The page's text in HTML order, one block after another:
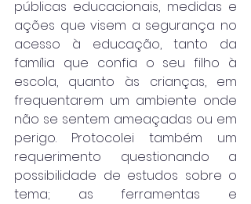
públicas educacionais, medidas e
ações que visem a segurança no
acesso à educação, tanto da
família que confia o seu filho à
escola, quanto às crianças, em
frequentarem um ambiente onde
não se sentem ameaçadas ou em
perigo. Protocolei também um
requerimento questionando a
possibilidade de estudos sobre o
tema; as ferramentas e